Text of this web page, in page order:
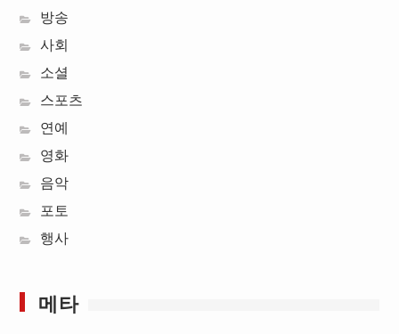
방송
사회
소셜
스포츠
연예
영화
음악
포토
행사
메타